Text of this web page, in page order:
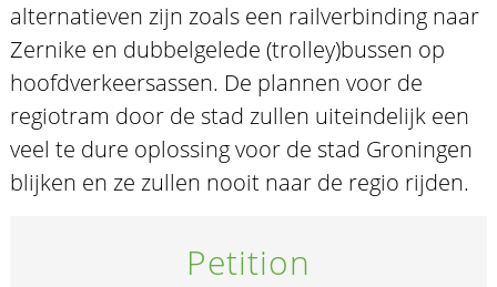
alternatieven zijn zoals een railverbinding naar
Zernike en dubbelgelede (trolley)bussen op
hoofdverkeersassen. De plannen voor de
regiotram door de stad zullen uiteindelijk een
veel te dure oplossing voor de stad Groningen
blijken en ze zullen nooit naar de regio rijden.
Petition